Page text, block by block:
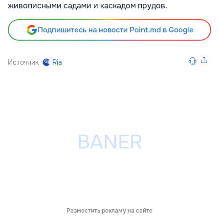
живописными садами и каскадом прудов.
Подпишитесь на новости Point.md в Google
Источник Ria
Разместить рекламу на сайте